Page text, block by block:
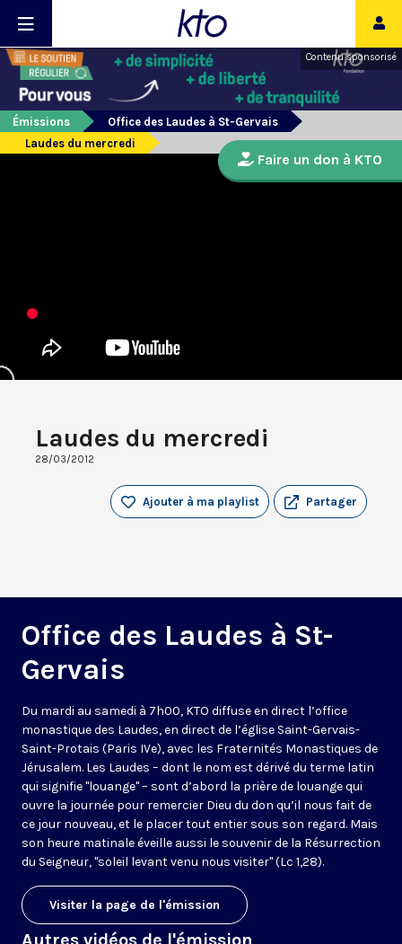
Contenu sponsorisé
Émissions
Office des Laudes à St-Gervais
Laudes du mercredi
Laudes du mercredi
28/03/2012
Partager
Ajouter à ma playlist
Office des Laudes à St-
Gervais
Du mardi au samedi à 7h00, KTO diffuse en direct l’office
monastique des Laudes, en direct de l’église Saint-Gervais-
Saint-Protais (Paris IVe), avec les Fraternités Monastiques de
Jérusalem. Les Laudes – dont le nom est dérivé du terme latin
qui signifie "louange" – sont d’abord la prière de louange qui
ouvre la journée pour remercier Dieu du don qu’il nous fait de
ce jour nouveau, et le placer tout entier sous son regard. Mais
son heure matinale éveille aussi le souvenir de la Résurrection
du Seigneur, "soleil levant venu nous visiter" (Lc 1,28).
Visiter la page de l'émission
Faire un don à KTO